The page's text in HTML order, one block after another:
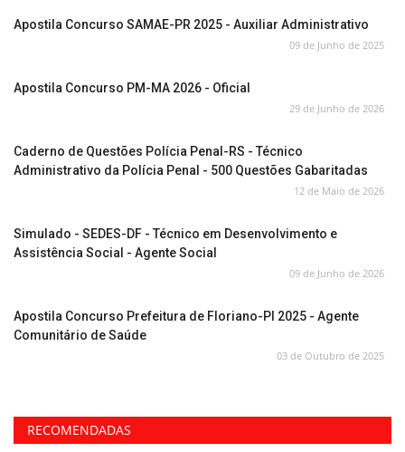
Apostila Concurso SAMAE-PR 2025 - Auxiliar Administrativo
09 de Junho de 2025
Apostila Concurso PM-MA 2026 - Oficial
29 de Junho de 2026
Caderno de Questões Polícia Penal-RS - Técnico
Administrativo da Polícia Penal - 500 Questões Gabaritadas
12 de Maio de 2026
Simulado - SEDES-DF - Técnico em Desenvolvimento e
Assistência Social - Agente Social
09 de Junho de 2026
Apostila Concurso Prefeitura de Floriano-PI 2025 - Agente
Comunitário de Saúde
03 de Outubro de 2025
RECOMENDADAS